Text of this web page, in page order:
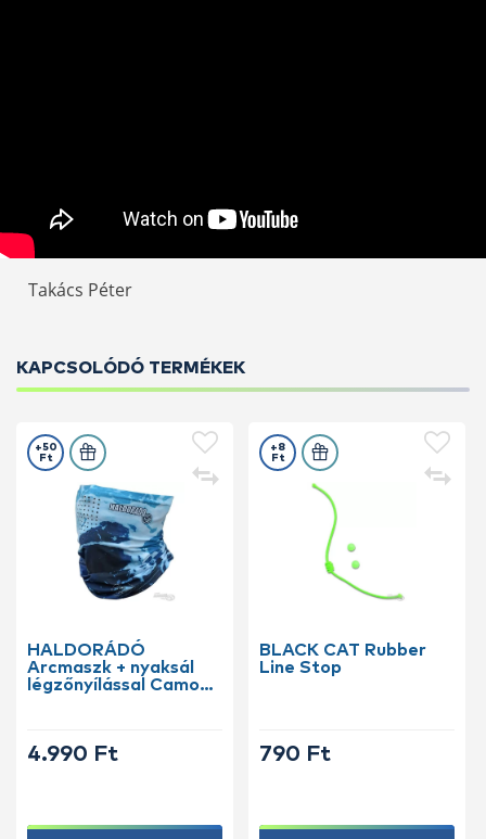
Takács Péter
KAPCSOLÓDÓ TERMÉKEK
HALDORÁDÓ
Arcmaszk + nyaksál
légzőnyílással Camou
+50
Ft
4.990 Ft
BLACK CAT Rubber
Line Stop
+8
Ft
790 Ft